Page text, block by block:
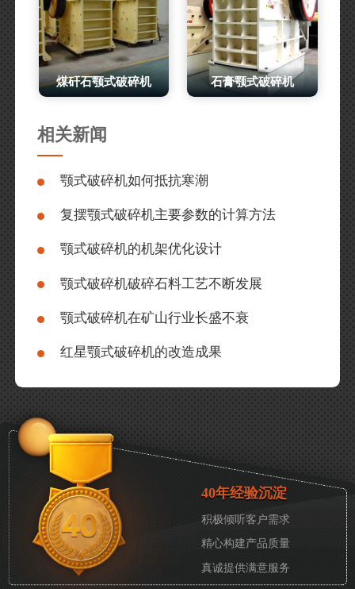
煤矸石颚式破碎机 石膏颚式破碎机
相关新闻
颚式破碎机如何抵抗寒潮
复摆颚式破碎机主要参数的计算方法
颚式破碎机的机架优化设计
颚式破碎机破碎石料工艺不断发展
颚式破碎机在矿山行业长盛不衰
红星颚式破碎机的改造成果
40年经验沉淀
积极倾听客户需求
精心构建产品质量
真诚提供满意服务